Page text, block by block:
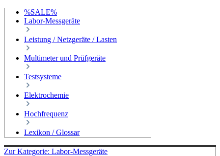
%SALE%
Labor-Messgeräte
Leistung / Netzgeräte / Lasten
Multimeter und Prüfgeräte
Testsysteme
Elektrochemie
Hochfrequenz
Lexikon / Glossar
Zur Kategorie: Labor-Messgeräte